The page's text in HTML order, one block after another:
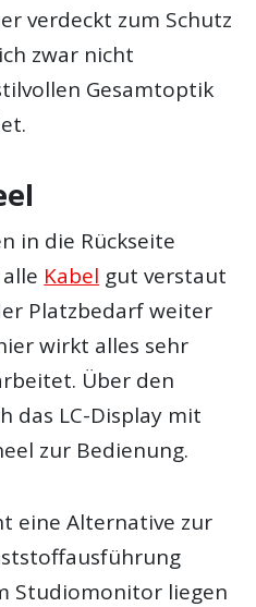
verdeckt zum Schutz
zwar nicht
Gesamtoptik
in die Rückseite
Kabel gut verstaut
Platzbedarf weiter
wirkt alles sehr
Über den
das LC-Display mit
zur Bedienung.
eine Alternative zur
Studiomonitor liegen